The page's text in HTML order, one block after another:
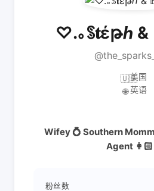
♡.｡ꌗ𝐭έթℎ
🇺🇸美国
🌐 英语
Wifey 💍 Southern
Agent
粉丝数